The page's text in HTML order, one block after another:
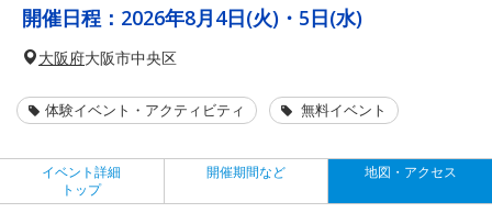
開催日程： 2026年8月4日(火)・5日(水)
大阪府大阪市中央区
体験イベント・アクティビティ 無料イベント
イベント詳細
トップ
開催期間など 地図・アクセス